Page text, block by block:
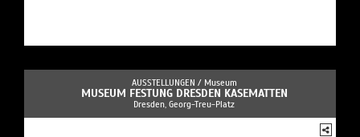
AUSSTELLUNGEN / Museum
MUSEUM FESTUNG DRESDEN KASEMATTEN
Dresden, Georg-Treu-Platz